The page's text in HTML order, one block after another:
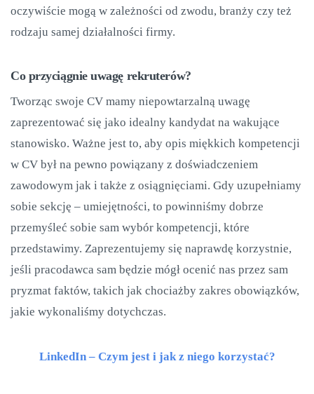
oczywiście mogą w zależności od zwodu, branży czy też
rodzaju samej działalności firmy.
Co przyciągnie uwagę rekruterów?
Tworząc swoje CV mamy niepowtarzalną uwagę
zaprezentować się jako idealny kandydat na wakujące
stanowisko. Ważne jest to, aby opis miękkich kompetencji
w CV był na pewno powiązany z doświadczeniem
zawodowym jak i także z osiągnięciami. Gdy uzupełniamy
sobie sekcję – umiejętności, to powinniśmy dobrze
przemyśleć sobie sam wybór kompetencji, które
przedstawimy. Zaprezentujemy się naprawdę korzystnie,
jeśli pracodawca sam będzie mógł ocenić nas przez sam
pryzmat faktów, takich jak chociażby zakres obowiązków,
jakie wykonaliśmy dotychczas.
LinkedIn – Czym jest i jak z niego korzystać?